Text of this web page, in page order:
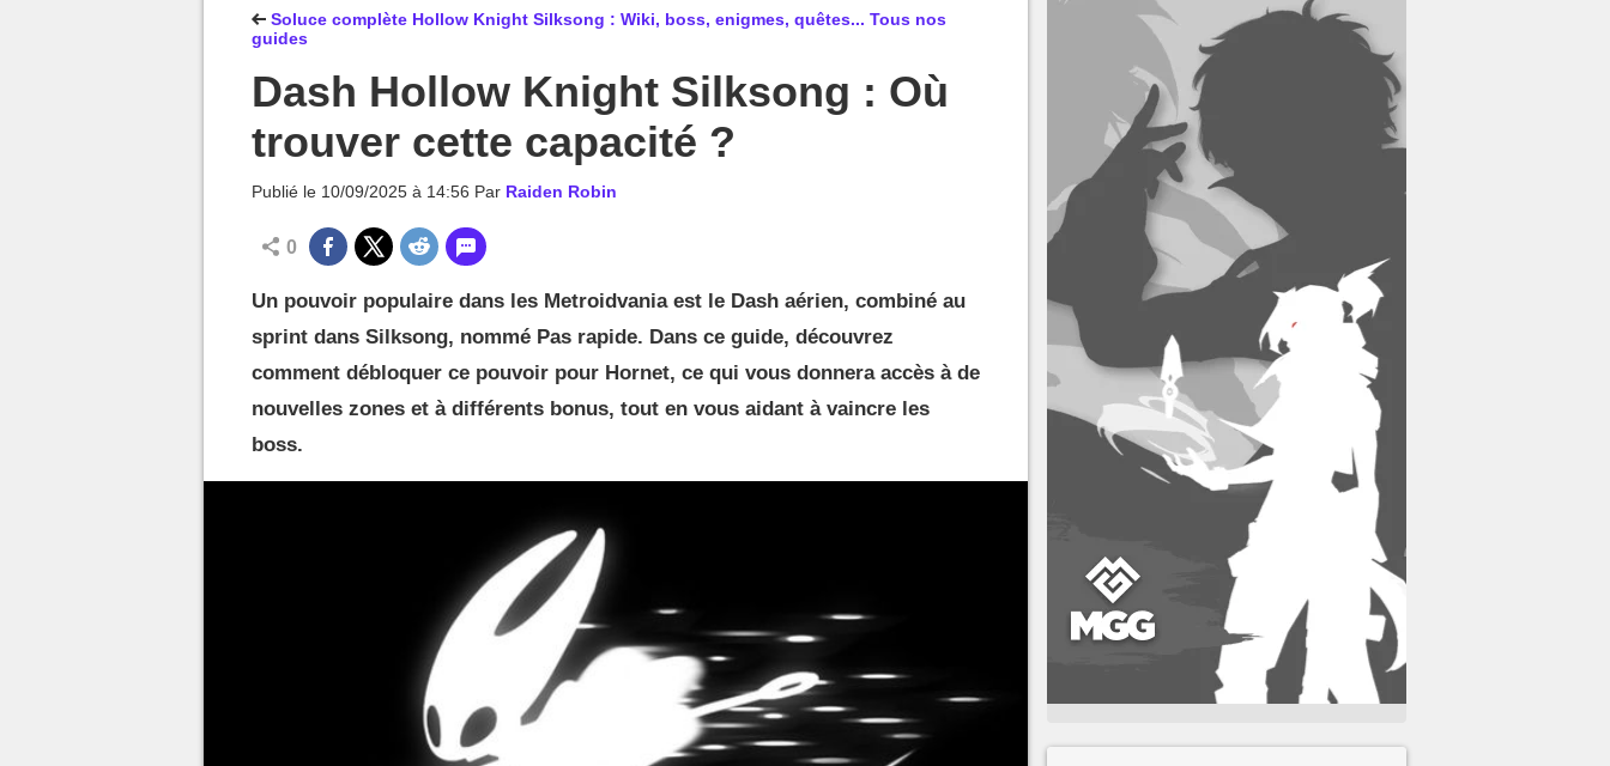
Soluce complète Hollow Knight Silksong : Wiki, boss, enigmes, quêtes... Tous nos
guides
Dash Hollow Knight Silksong : Où
trouver cette capacité ?
Publié le 10/09/2025 à 14:56 Par Raiden Robin
0
Un pouvoir populaire dans les Metroidvania est le Dash aérien, combiné au
sprint dans Silksong, nommé Pas rapide. Dans ce guide, découvrez
comment débloquer ce pouvoir pour Hornet, ce qui vous donnera accès à de
nouvelles zones et à différents bonus, tout en vous aidant à vaincre les
boss.